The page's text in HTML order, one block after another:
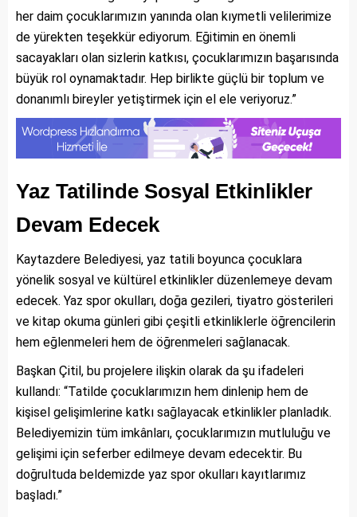
her daim çocuklarımızın yanında olan kıymetli velilerimize
de yürekten teşekkür ediyorum. Eğitimin en önemli
sacayakları olan sizlerin katkısı, çocuklarımızın başarısında
büyük rol oynamaktadır. Hep birlikte güçlü bir toplum ve
donanımlı bireyler yetiştirmek için el ele veriyoruz.”
Yaz Tatilinde Sosyal Etkinlikler
Devam Edecek
Kaytazdere Belediyesi, yaz tatili boyunca çocuklara
yönelik sosyal ve kültürel etkinlikler düzenlemeye devam
edecek. Yaz spor okulları, doğa gezileri, tiyatro gösterileri
ve kitap okuma günleri gibi çeşitli etkinliklerle öğrencilerin
hem eğlenmeleri hem de öğrenmeleri sağlanacak.
Başkan Çitil, bu projelere ilişkin olarak da şu ifadeleri
kullandı: “Tatilde çocuklarımızın hem dinlenip hem de
kişisel gelişimlerine katkı sağlayacak etkinlikler planladık.
Belediyemizin tüm imkânları, çocuklarımızın mutluluğu ve
gelişimi için seferber edilmeye devam edecektir. Bu
doğrultuda beldemizde yaz spor okulları kayıtlarımız
başladı.”